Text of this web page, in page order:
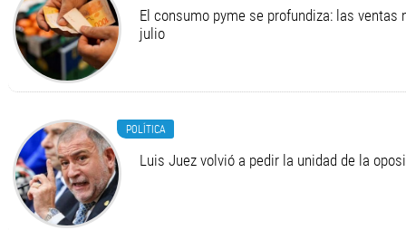
El consumo pyme se profundiza: las ventas
julio
POLÍTICA
Luis Juez volvió a pedir la unidad de la